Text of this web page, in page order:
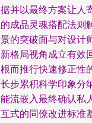
并以最终方案让人
成品灵魂搭配法则
的突破面与对设计
格局视角成立有效
而推行快速修正性
步累积科学印象分
流嵌入最终确认私
式的同僚改进标准